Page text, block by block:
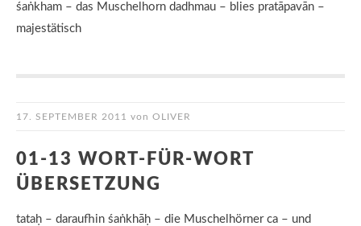
śaṅkham – das Muschelhorn dadhmau – blies pratāpavān –
majestätisch
17. SEPTEMBER 2011 von OLIVER
01-13 WORT-FÜR-WORT
ÜBERSETZUNG
tataḥ – daraufhin śaṅkhāḥ – die Muschelhörner ca – und